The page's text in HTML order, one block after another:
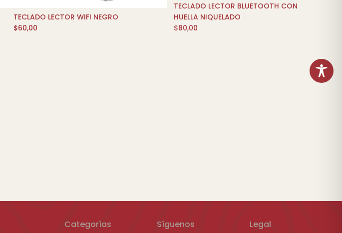
AÑADIR AL CARRITO
TECLADO LECTOR WIFI NEGRO
$60,00
AÑADIR AL CARRITO
TECLADO LECTOR BLUETOOTH CON
HUELLA NIQUELADO
$80,00
Categorías Síguenos Legal